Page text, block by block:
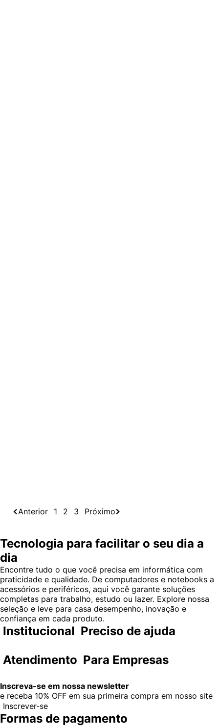
Anterior 1 2 3 Próximo
Tecnologia para facilitar o seu dia a
dia
Encontre tudo o que você precisa em informática com
praticidade e qualidade. De computadores e notebooks a
acessórios e periféricos, aqui você garante soluções
completas para trabalho, estudo ou lazer. Explore nossa
seleção e leve para casa desempenho, inovação e
confiança em cada produto.
Institucional Preciso de ajuda
Atendimento Para Empresas
Inscreva-se em nossa newsletter
e receba 10% OFF em sua primeira compra em nosso site
Inscrever-se
Formas de pagamento